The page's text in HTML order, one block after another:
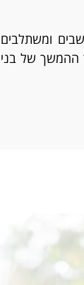
ומשתלבים
ההמשך של בני